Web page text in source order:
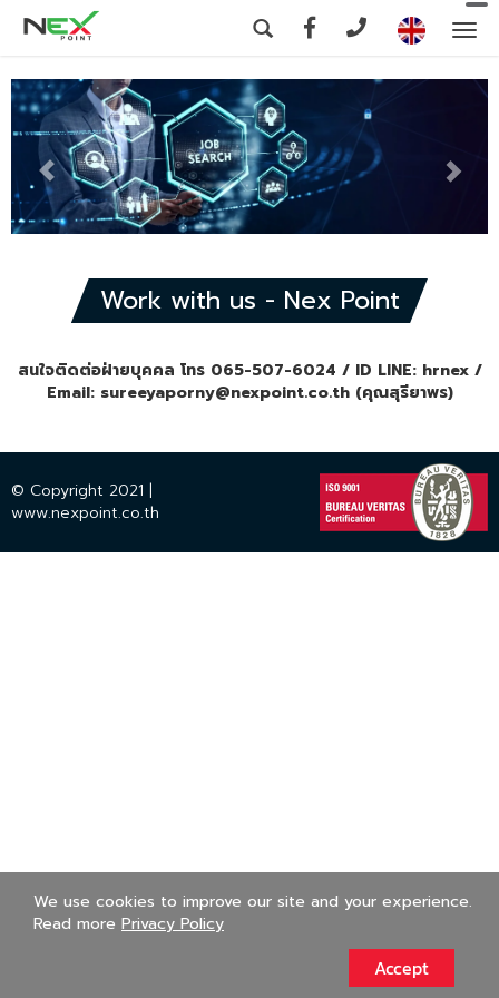
Work with us - Nex Point
สนใจติดต่อฝ่ายบุคคล โทร 065-507-6024 / ID LINE: hrnex /
Email: sureeyaporny@nexpoint.co.th (คุณสุรียาพร)
© Copyright 2021 |
www.nexpoint.co.th
We use cookies to improve our site and your experience.
Read more Privacy Policy
Accept